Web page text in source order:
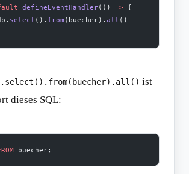
defineEventHandler(() => {
select (). from (buecher). all ()
ist
dieses SQL:
buecher;